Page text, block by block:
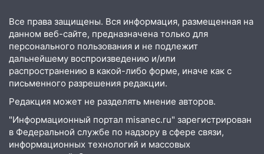
улице Льва Толстого в Старой Майне
восстановили освещение
15:23 За неделю ульяновские спасатели
спасли восемь человек
14:40 Житель Димитровграда поверил в
«посылку от дочери» и лишился более 3
миллионов рублей
14:30 Застолье закончилось кражей:
ульяновец перевёл себе деньги с карты
Все права защищены. Вся информация, размещенная на
данном веб-сайте, предназначена только для
персонального пользования и не подлежит
дальнейшему воспроизведению и/или
распространению в какой-либо форме, иначе как с
письменного разрешения редакции.
Редакция может не разделять мнение авторов.
"Информационный портал misanec.ru" зарегистрирован
в Федеральной службе по надзору в сфере связи,
информационных технологий и массовых